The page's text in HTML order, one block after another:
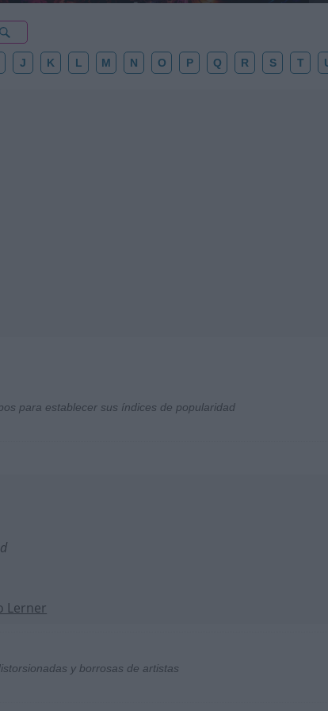
J K L M N O P Q R S T
para establecer sus índices de popularidad
Lerner
y borrosas de artistas